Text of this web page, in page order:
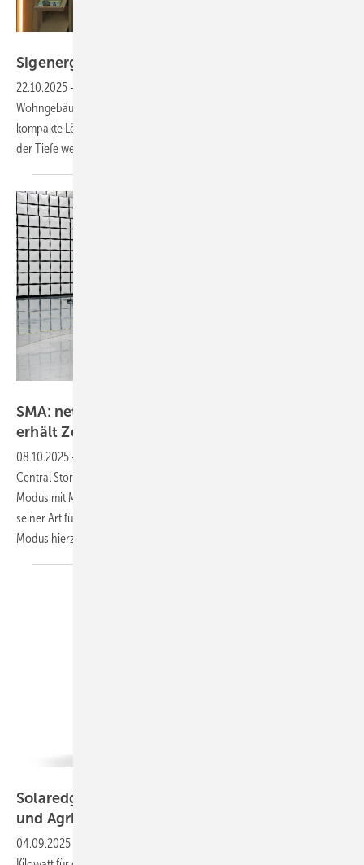
Sigenergy zeigt neuen Hybrid ohne
22.10.2025 -
Wohngebäude vom Hersteller Sigenergy bietet eine effiziente und
kompakte Lösung. Er kommt mit einem lüfterlosen Design und misst in
der Tiefe weniger als zehn
SMA: netzbildender Batteriewechselrichter
erhältZertifikat
08.10.2025 -
Central Storage das Zertifikat nach VDE-AR-N für den netzbildenden
Modus mit Momentanreserve erhalten. Dies ist das erste Zertifikat
seiner Art für den Netzparallelbetrieb im sogenannten Grid-Forming
Modus hierzulande.
Solaredge: Stringwechselrichter für Gewerbe
und Agri-PV
04.09.2025